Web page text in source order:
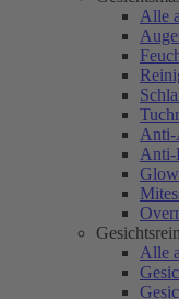
Alle
Anti-
Anti-
Alle